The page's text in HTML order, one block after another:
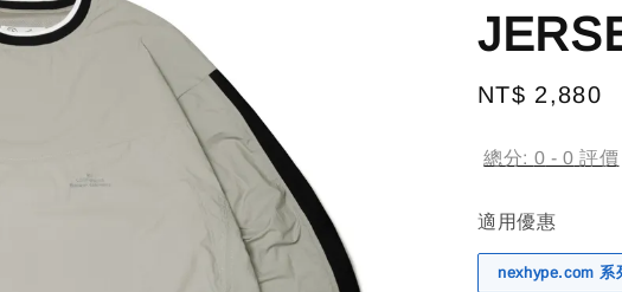
Regular
NT$ 2,880
總分: 0 -0 評價
適用優惠
nexhype.com 系